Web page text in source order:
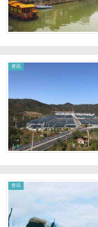
资讯
资讯